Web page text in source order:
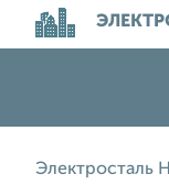
Электросталь